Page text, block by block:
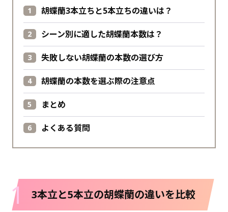
胡蝶蘭3本立ちと5本立ちの違いは？
シーン別に適した胡蝶蘭本数は？
失敗しない胡蝶蘭の本数の選び方
胡蝶蘭の本数を選ぶ際の注意点
まとめ
よくある質問
1 3本立と5本立の胡蝶蘭の違いを比較